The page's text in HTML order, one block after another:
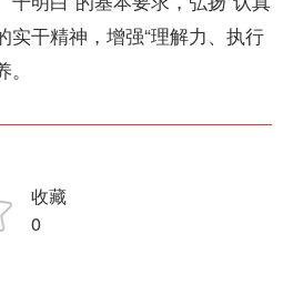
实干精神，增强“理解力、执行
收藏
0